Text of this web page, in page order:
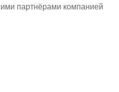
партнёрами компанией